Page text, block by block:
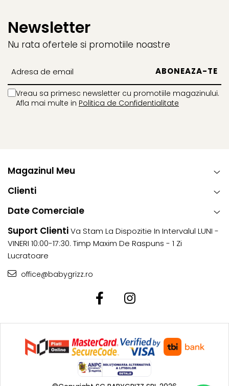
Newsletter
Nu rata ofertele si promotiile noastre
Vreau sa primesc newsletter cu promotiile magazinului.
Afla mai multe in Politica de Confidentialitate
Magazinul Meu
Clienti
Date Comerciale
Suport ClientiVa Stam La Dispozitie In Intervalul LUNI -
VINERI 10:00-17:30. Timp Maxim De Raspuns - 1 Zi
Lucratoare
office@babygrizz.ro